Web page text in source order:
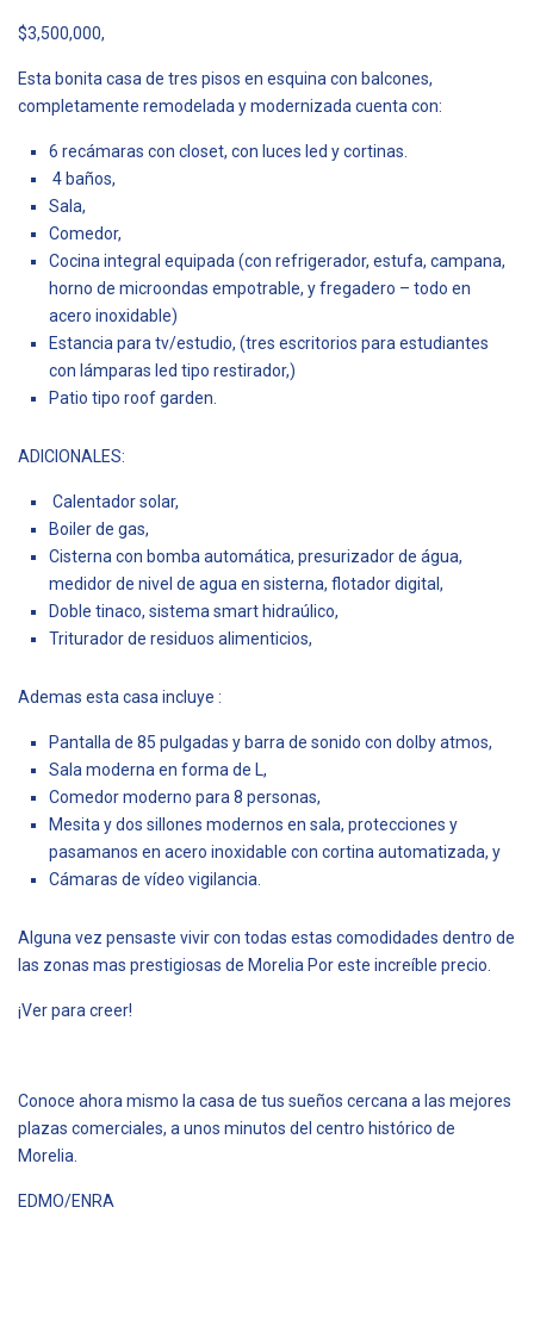
$3,500,000,
Esta bonita casa de tres pisos en esquina con balcones,
completamente remodelada y modernizada cuenta con:
6 recámaras con closet, con luces led y cortinas.
4 baños,
Sala,
Comedor,
Cocina integral equipada (con refrigerador, estufa, campana,
horno de microondas empotrable, y fregadero – todo en
acero inoxidable)
Estancia para tv/estudio, (tres escritorios para estudiantes
con lámparas led tipo restirador,)
Patio tipo roof garden.
ADICIONALES:
Calentador solar,
Boiler de gas,
Cisterna con bomba automática, presurizador de água,
medidor de nivel de agua en sisterna, flotador digital,
Doble tinaco, sistema smart hidraúlico,
Triturador de residuos alimenticios,
Ademas esta casa incluye :
Pantalla de 85 pulgadas y barra de sonido con dolby atmos,
Sala moderna en forma de L,
Comedor moderno para 8 personas,
Mesita y dos sillones modernos en sala, protecciones y
pasamanos en acero inoxidable con cortina automatizada, y
Cámaras de vídeo vigilancia.
Alguna vez pensaste vivir con todas estas comodidades dentro de
las zonas mas prestigiosas de Morelia Por este increíble precio.
¡Ver para creer!
Conoce ahora mismo la casa de tus sueños cercana a las mejores
plazas comerciales, a unos minutos del centro histórico de
Morelia.
EDMO/ENRA